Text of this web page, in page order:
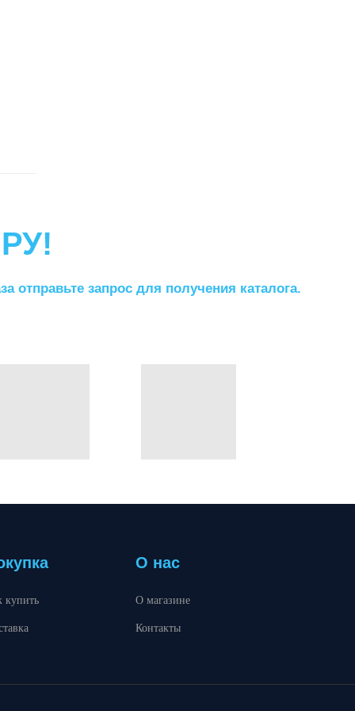
запрос для получения каталога.
купить
О нас
О магазине
Контакты